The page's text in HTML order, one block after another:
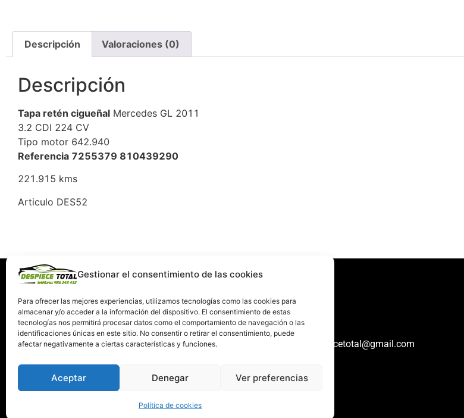
Gestionar el consentimiento de las cookies
Para ofrecer las mejores experiencias, utilizamos tecnologías como las cookies para
almacenar y/o acceder a la información del dispositivo. El consentimiento de estas
tecnologías nos permitirá procesar datos como el comportamiento de navegación o las
identificaciones únicas en este sitio. No consentir o retirar el consentimiento, puede
afectar negativamente a ciertas características y funciones.
Aceptar Denegar Ver preferencias
Política de cookies
Descripción Valoraciones (0)
Descripción
Tapa retén cigueñal Mercedes GL 2011
3.2 CDI 224 CV
Tipo motor 642.940
Referencia 7255379 810439290
221.915 kms
Articulo DES52
Información
Quiénes somos
Condiciones de devolución y garantía
Política de Privacidad
Términos y Condiciones de Uso
Servicio al cliente
Contacto
986 243 432
608 867 074
recambiosdespiecetotal@gmail.com